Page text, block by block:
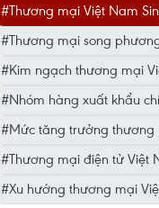
#Thương mại Việt Nam
#Thương mại song
#Kim ngạch thương mại
#Nhóm hàng xuất khẩu
#Mức tăng trưởng thương
#Thương mại điện tử Việt
#Xu hướng thương mại